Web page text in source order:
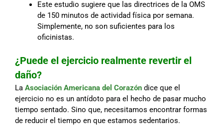
Este estudio sugiere que las directrices de la OMS
de 150 minutos de actividad física por semana.
Simplemente, no son suficientes para los
oficinistas.
¿Puede el ejercicio realmente revertir el
daño?
La Asociación Americana del Corazón dice que el
ejercicio no es un antídoto para el hecho de pasar mucho
tiempo sentado. Sino que, necesitamos encontrar formas
de reducir el tiempo en que estamos sedentarios.